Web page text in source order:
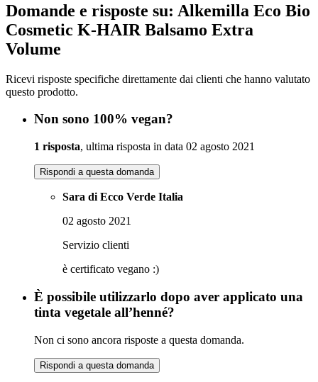
Domande e risposte su: Alkemilla Eco Bio
Cosmetic K-HAIR Balsamo Extra
Volume
Ricevi risposte specifiche direttamente dai clienti che hanno valutato
questo prodotto.
Non sono 100% vegan?
1 risposta, ultima risposta in data 02 agosto 2021
Rispondi a questa domanda
Sara di Ecco Verde Italia
02 agosto 2021
Servizio clienti
è certificato vegano :)
È possibile utilizzarlo dopo aver applicato una
tinta vegetale all’henné?
Non ci sono ancora risposte a questa domanda.
Rispondi a questa domanda